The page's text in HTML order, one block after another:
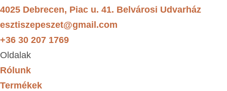
4025 Debrecen, Piac u. 41. Belvárosi Udvarház
esztiszepeszet@gmail.com
+36 30 207 1769
Oldalak
Rólunk
Termékek